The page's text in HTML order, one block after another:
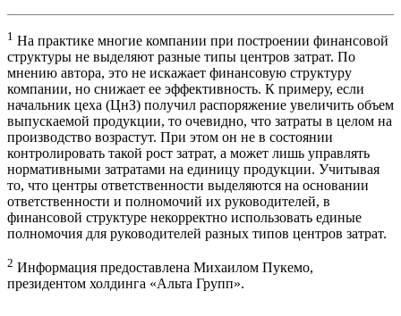
1 На практике многие компании при построении финансовой
структуры не выделяют разные типы центров затрат. По
мнению автора, это не искажает финансовую структуру
компании, но снижает ее эффективность. К примеру, если
начальник цеха (ЦнЗ) получил распоряжение увеличить объем
выпускаемой продукции, то очевидно, что затраты в целом на
производство возрастут. При этом он не в состоянии
контролировать такой рост затрат, а может лишь управлять
нормативными затратами на единицу продукции. Учитывая
то, что центры ответственности выделяются на основании
ответственности и полномочий их руководителей, в
финансовой структуре некорректно использовать единые
полномочия для руководителей разных типов центров затрат.
2 Информация предоставлена Михаилом Пукемо,
президентом холдинга «Альта Групп».